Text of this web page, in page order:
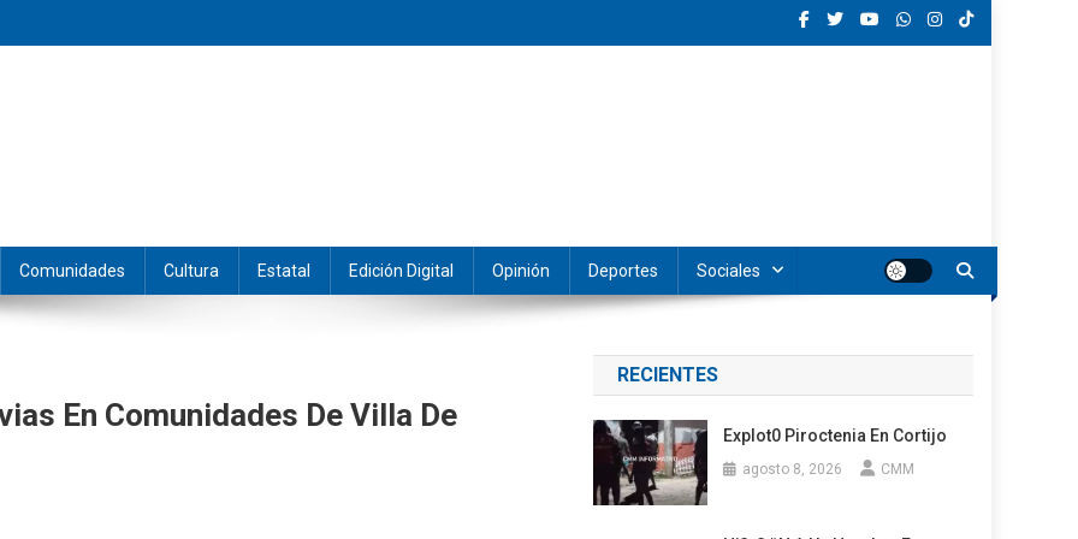
Comunidades Cultura Estatal Edición Digital Opinión Deportes Sociales
En Comunidades De Villa De
RECIENTES
Explot0 Piroctenia En Cortijo
agosto 8, 2026 CMM